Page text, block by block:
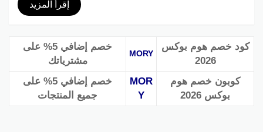
إقرأ المزيد
كود خصم هوم بوكس
2026
MORY
خصم إضافي 5% على
مشترياتك
كوبون خصم هوم
بوكس 2026
MOR
Y
خصم إضافي 5% على
جميع المنتجات